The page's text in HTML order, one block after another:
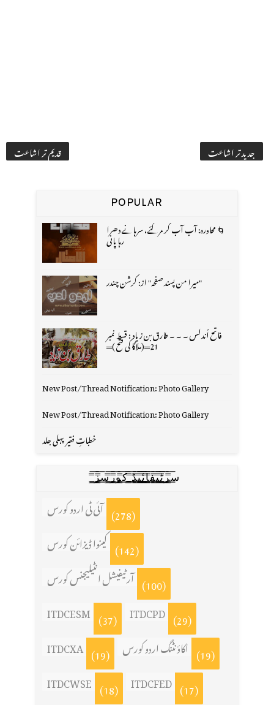
جدید تر اشاعت قدیم تر اشاعت
POPULAR
🌀 محاورہ: آب آب کر مر گئے، سرہانے دھرا
رہا پانی
"میرا من پسند صفحہ" از: کرشن چندر
فاتح اُندلس ۔ ۔ ۔ طارق بن زیاد : قسط نمبر
21═(ملاگا کی فتح )═
New Post/Thread Notification: Photo Gallery
New Post/Thread Notification: Photo Gallery
خطباتِ فقیر پہلی جلد
س̳̿͟͞ر̳̿͟͞ٹ̳̿͟͞ی̳̿͟͞ف̳̿͟͞ا̳̿͟͞ي̳̳̿ٔ̿͟͟͞͞ی̳̿͟͞ڈ̳̿͟͞ ̳̿͟͞ک̳̿͟͞و̳̿͟͞ر̳̿͟͞س̳̿͟͞ز̳̿͟͞
آئی ٹی اردو کورس (278)
کینوا ڈیزائن کورس (142)
آرٹیفیشل انٹیلیجنس کورس (100)
ITDCESM (37) ITDCPD (29)
ITDCXA (19) اکاؤنٹنگ اردو کورس (19)
ITDCWSE (18) ITDCFED (17)